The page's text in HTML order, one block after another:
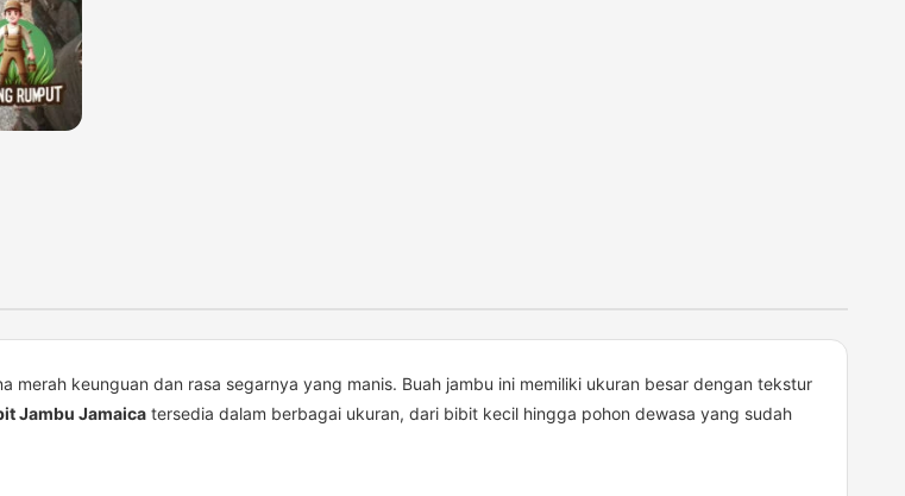
merah keunguan dan rasa segarnya yang manis. Buah jambu ini memiliki ukuran besar dengan tekstur
Jambu Jamaica tersedia dalam berbagai ukuran, dari bibit kecil hingga pohon dewasa yang sudah